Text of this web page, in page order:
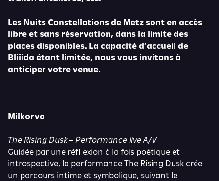
Les Nuits Constellations de Metz sont en accès
libre et sans réservation, dans la limite des
places disponibles. La capacité d’accueil de
Bliiida étant limitée, nous vous invitons à
anticiper votre venue.
Milkorva
The Rising Dusk – Performance live A/V
Guidée par une réfl exion à la fois poétique et
introspective, la performance The Rising Dusk crée
un parcours intime et symbolique, suivant le